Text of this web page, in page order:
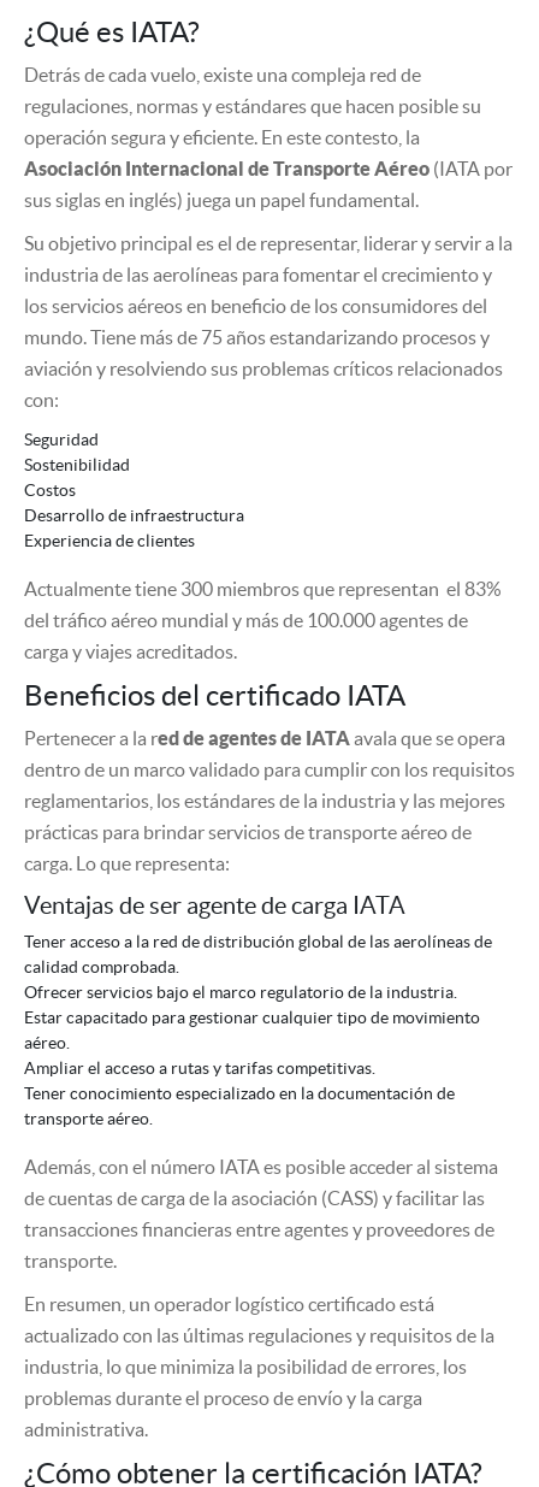
¿Qué es IATA?
Detrás de cada vuelo, existe una compleja red de
regulaciones, normas y estándares que hacen posible su
operación segura y eficiente. En este contesto, la
Asociación Internacional de Transporte Aéreo (IATA por
sus siglas en inglés) juega un papel fundamental.
Su objetivo principal es el de representar, liderar y servir a la
industria de las aerolíneas para fomentar el crecimiento y
los servicios aéreos en beneficio de los consumidores del
mundo. Tiene más de 75 años estandarizando procesos y
aviación y resolviendo sus problemas críticos relacionados
con:
Seguridad
Sostenibilidad
Costos
Desarrollo de infraestructura
Experiencia de clientes
Actualmente tiene 300 miembros que representan el 83%
del tráfico aéreo mundial y más de 100.000 agentes de
carga y viajes acreditados.
Beneficios del certificado IATA
Pertenecer a la red de agentes de IATAavala que se opera
dentro de un marco validado para cumplir con los requisitos
reglamentarios, los estándares de la industria y las mejores
prácticas para brindar servicios de transporte aéreo de
carga. Lo que representa:
Ventajas de ser agente de carga IATA
Tener acceso a la red de distribución global de las aerolíneas de
calidad comprobada.
Ofrecer servicios bajo el marco regulatorio de la industria.
Estar capacitado para gestionar cualquier tipo de movimiento
aéreo.
Ampliar el acceso a rutas y tarifas competitivas.
Tener conocimiento especializado en la documentación de
transporte aéreo.
Además, con el número IATA es posible acceder al sistema
de cuentas de carga de la asociación (CASS) y facilitar las
transacciones financieras entre agentes y proveedores de
transporte.
En resumen, un operador logístico certificado está
actualizado con las últimas regulaciones y requisitos de la
industria, lo que minimiza la posibilidad de errores, los
problemas durante el proceso de envío y la carga
administrativa.
¿Cómo obtener la certificación IATA?